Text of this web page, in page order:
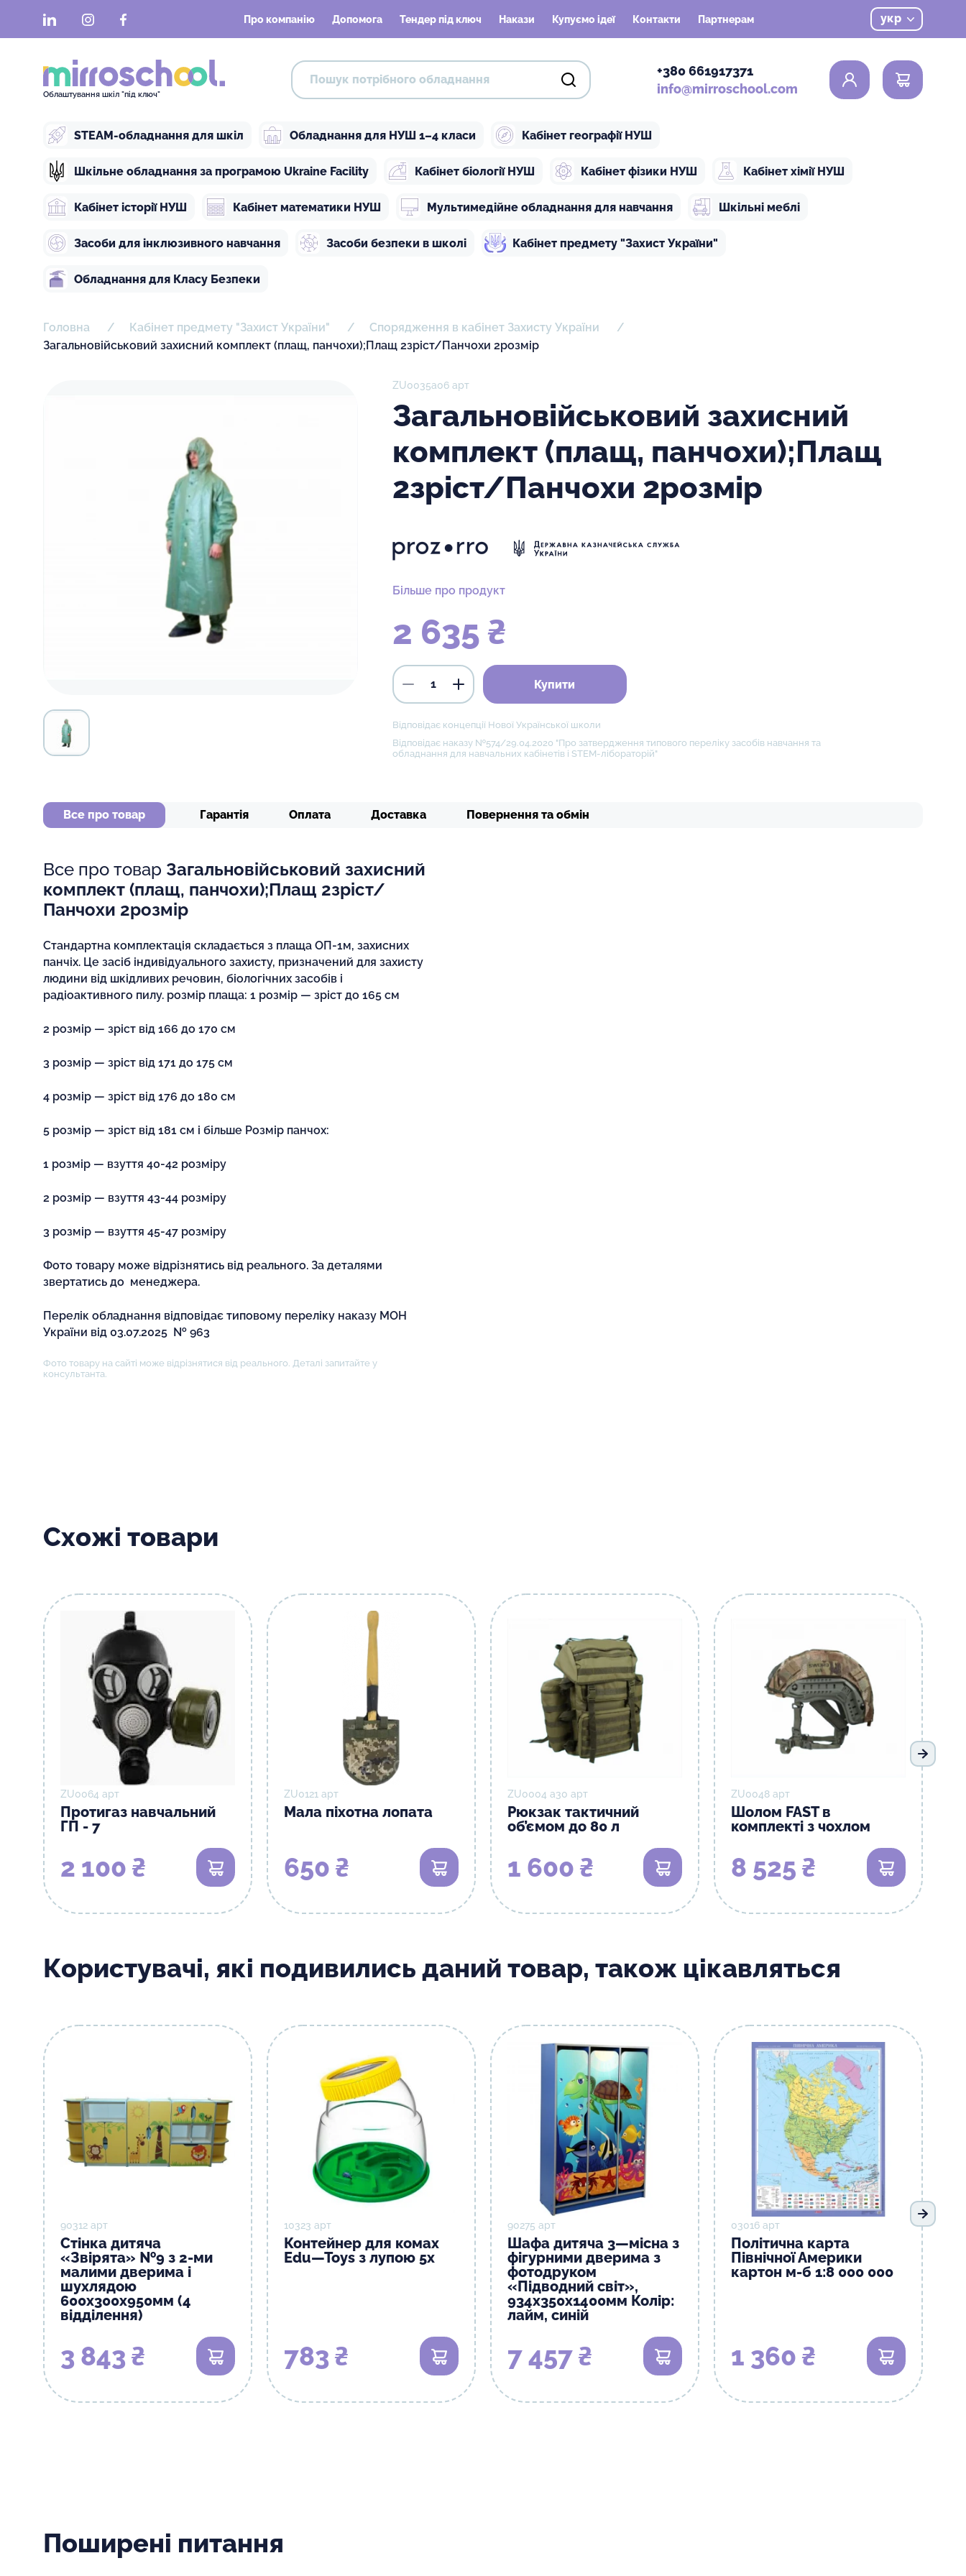
LinkedInInstagramFacebook Про компанію Допомога Тендер під ключ Накази Купуємо ідеї Контакти Партнерам укр
Облаштування шкіл "під ключ"
+380 661917371
info@mirroschool.com
0
STEAM-обладнання для шкіл Обладнання для НУШ 1–4 класи Кабінет географії НУШ
Шкільне обладнання за програмою Ukraine Facility Кабінет біології НУШ Кабінет фізики НУШ Кабінет хімії НУШ
Кабінет історії НУШ Кабінет математики НУШ Мультимедійне обладнання для навчання Шкільні меблі
Засоби для інклюзивного навчання Засоби безпеки в школі Кабінет предмету "Захист України"
Обладнання для Класу Безпеки
Головна Кабінет предмету "Захист України"
Спорядження в кабінет Захисту України
Загальновійськовий захисний комплект (плащ, панчохи);Плащ 2зріст/Панчохи 2розмір
ZU0035а06 арт
Загальновійськовий захисний
комплект (плащ, панчохи);Плащ
2зріст/Панчохи 2розмір
Більше про продукт
2 635 ₴
Купити
Відповідає концепції Нової Української школи
Відповідає наказу №574/29.04.2020 "Про затвердження типового переліку засобів навчання та
обладнання для навчальних кабінетів і STEM-лібораторій"
Все про товар Гарантія Оплата Доставка Повернення та обмін
Все про товар Загальновійськовий захисний
комплект (плащ, панчохи);Плащ 2зріст/
Панчохи 2розмір
Стандартна комплектація складається з плаща ОП-1м, захисних
панчіх. Це засіб індивідуального захисту, призначений для захисту
людини від шкідливих речовин, біологічних засобів і
радіоактивного пилу. розмір плаща: 1 розмір — зріст до 165 см
2 розмір — зріст від 166 до 170 см
3 розмір — зріст від 171 до 175 см
4 розмір — зріст від 176 до 180 см
5 розмір — зріст від 181 см і більше Розмір панчох:
1 розмір — взуття 40-42 розміру
2 розмір — взуття 43-44 розміру
3 розмір — взуття 45-47 розміру
Фото товару може відрізнятись від реального. За деталями
звертатись до менеджера.
Перелік обладнання відповідає типовому переліку наказу МОН
України від 03.07.2025 № 963
Фото товару на сайті може відрізнятися від реального. Деталі запитайте у
консультанта.
Схожі товари
ZU0064 арт
Протигаз навчальний
ГП - 7
2 100 ₴ В кошик
ZU0121 арт
Мала піхотна лопата
650 ₴ В кошик
ZU0004 а30 арт
Рюкзак тактичний
об’ємом до 80 л
1 600 ₴ В кошик
ZU0048 арт
Шолом FAST в
комплекті з чохлом
8 525 ₴ В кошик
Користувачі, які подивились даний товар, також цікавляться
90312 арт
Стінка дитяча
«Звірята» №9 з 2-ми
малими дверима і
шухлядою
600х300х950мм (4
відділення)
3 843 ₴ В кошик
10323 арт
Контейнер для комах
Edu—Toys з лупою 5x
783 ₴ В кошик
90275 арт
Шафа дитяча 3—місна з
фігурними дверима з
фотодруком
«Підводний світ»,
934х350х1400мм Колір:
лайм, синій
7 457 ₴ В кошик
03016 арт
Політична карта
Північної Америки
картон м-б 1:8 000 000
1 360 ₴ В кошик
Поширені питання